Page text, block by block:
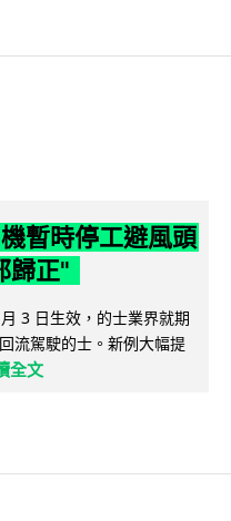
暫時停工避風頭
歸正"
3 日生效，的士業界就期
流駕駛的士。新例大幅提
全文